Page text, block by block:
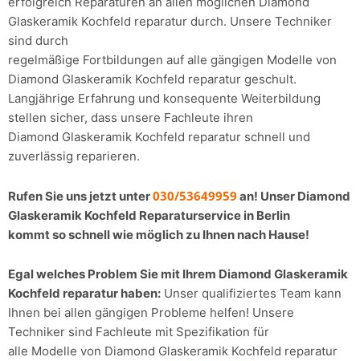
Glaskeramik Kochfeld reparatur durch. Unsere Techniker
sind durch
regelmäßige Fortbildungen auf alle gängigen Modelle von
Diamond Glaskeramik Kochfeld reparatur geschult.
Langjährige Erfahrung und konsequente Weiterbildung
stellen sicher, dass unsere Fachleute ihren
Diamond Glaskeramik Kochfeld reparatur schnell und
zuverlässig reparieren.
Rufen Sie uns jetzt unter030/53649959 an! Unser Diamond
Glaskeramik Kochfeld Reparaturservice in Berlin
kommt so schnell wie möglich zu Ihnen nach Hause!
Egal welches Problem Sie mit Ihrem Diamond Glaskeramik
Kochfeld reparatur haben: Unser qualifiziertes Team kann
Ihnen bei allen gängigen Probleme helfen! Unsere
Techniker sind Fachleute mit Spezifikation für
alle Modelle von Diamond Glaskeramik Kochfeld reparatur